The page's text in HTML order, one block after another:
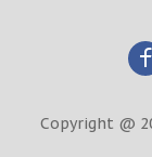
Copyright @